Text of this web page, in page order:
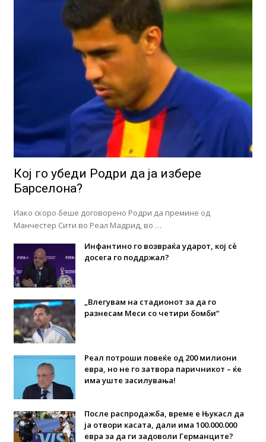
Кој го убеди Родри да ја избере
Барселона?
Иако скоро беше договорено Родри да премине од
Манчестер Сити во Реал Мадрид, во …
Инфантино го возвраќа ударот, кој сè
досега го поддржал?
„Влегувам на стадионот за да го
разнесам Меси со четири бомби“
Реал потроши повеќе од 200 милиони
евра, но не го затвора паричникот – ќе
има уште засилувања!
После распродажба, време е Њукасл да
ја отвори касата, дали има 100.000.000
евра за да ги задоволи Германците?